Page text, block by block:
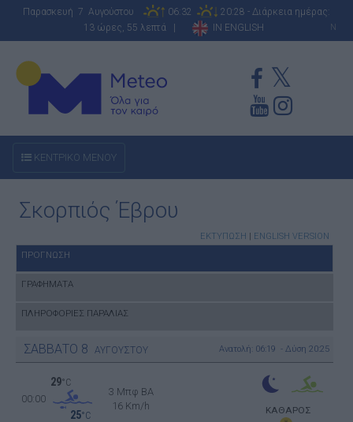
Παρασκευή 7 Αυγούστου 06:32
20:28 - Διάρκεια ημέρας:
13 ώρες, 55 λεπτά |
IN ENGLISH N
ΚΕΝΤΡΙΚΟ ΜΕΝΟΥ
Σκορπιός Έβρου
ΕΚΤΥΠΩΣΗ | ENGLISH VERSION
ΠΡΟΓΝΩΣΗ
ΓΡΑΦΗΜΑΤΑ
ΠΛΗΡΟΦΟΡΙΕΣ ΠΑΡΑΛΙΑΣ
ΣΑΒΒΑΤΟ 8 ΑΥΓΟΥΣΤΟΥ Ανατολή: 06:19 - Δύση 20:25
00:00
29°C
25°C
3 Μπφ BA
16 Km/h
ΚΑΘΑΡΟΣ